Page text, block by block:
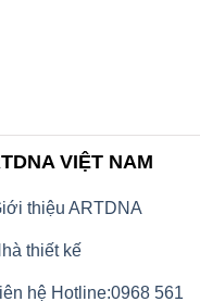
VIỆT NAM
thiệu ARTDNA
thiết kế
hệ Hotline:0968 561